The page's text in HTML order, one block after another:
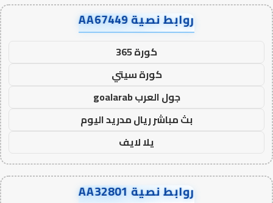
روابط نصية AA67449
كورة 365
كورة سيتي
جول العرب goalarab
بث مباشر ريال مدريد اليوم
يلا لايف
روابط نصية AA32801